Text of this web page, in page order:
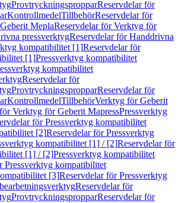
ProvtryckningspropparReservdelar för
KontrollmedelTillbehörReservdelar för
MeplaReservdelar för Verktyg för
pressverktygReservdelar för Handdrivna
kompatibilitet [1]Reservdelar för
[1]Pressverktyg kompatibilitet
kompatibilitet
Reservdelar för
ProvtryckningspropparReservdelar för
KontrollmedelTillbehörVerktyg för Geberit
Verktyg för Geberit MapressPressverktyg
för Pressverktyg kompatibilitet
[2]Reservdelar för Pressverktyg
kompatibilitet [1] / [2]Reservdelar för
[1] / [2]Pressverktyg kompatibilitet
Pressverktyg kompatibilitet
[3]Reservdelar för Pressverktyg
Reservdelar för
ProvtryckningspropparReservdelar för